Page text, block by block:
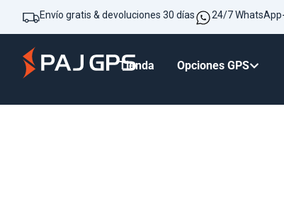
Envío gratis & devoluciones 30 días 24/7
Tienda Opciones GPS